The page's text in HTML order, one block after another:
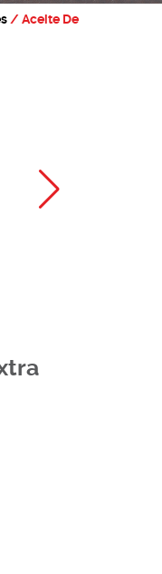
/ Aceite De